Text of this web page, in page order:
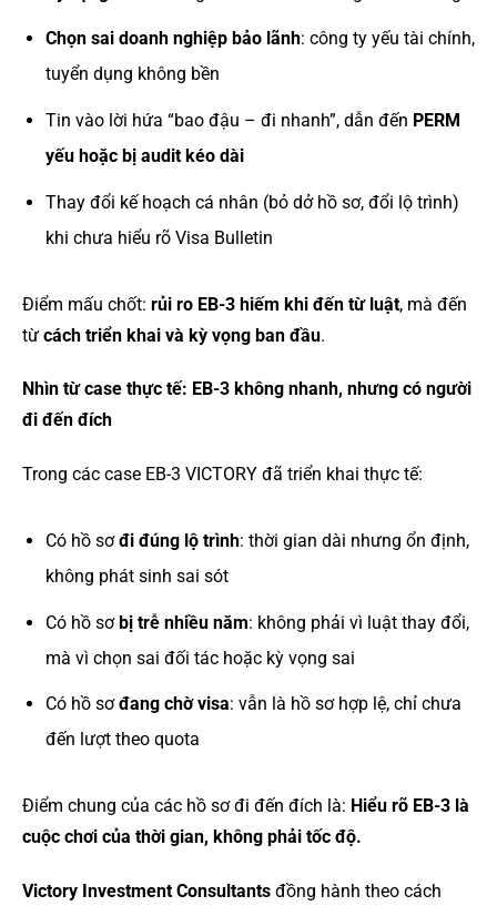
Chọn sai doanh nghiệp bảo lãnh: công ty yếu tài chính,
tuyển dụng không bền
Tin vào lời hứa “bao đậu – đi nhanh”, dẫn đến PERM
yếu hoặc bị audit kéo dài
Thay đổi kế hoạch cá nhân (bỏ dở hồ sơ, đổi lộ trình)
khi chưa hiểu rõ Visa Bulletin
Điểm mấu chốt: rủi ro EB-3 hiếm khi đến từ luật, mà đến
từ cách triển khai và kỳ vọng ban đầu.
Nhìn từ case thực tế: EB-3 không nhanh, nhưng có người
đi đến đích
Trong các case EB-3 VICTORY đã triển khai thực tế:
Có hồ sơđi đúng lộ trình: thời gian dài nhưng ổn định,
không phát sinh sai sót
Có hồ sơbị trễ nhiều năm: không phải vì luật thay đổi,
mà vì chọn sai đối tác hoặc kỳ vọng sai
Có hồ sơđang chờ visa: vẫn là hồ sơ hợp lệ, chỉ chưa
đến lượt theo quota
Điểm chung của các hồ sơ đi đến đích là: Hiểu rõ EB-3 là
cuộc chơi của thời gian, không phải tốc độ.
Victory Investment Consultants đồng hành theo cách